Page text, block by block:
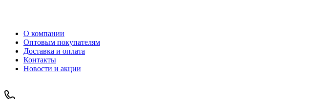
О компании
Оптовым покупателям
Доставка и оплата
Контакты
Новости и акции